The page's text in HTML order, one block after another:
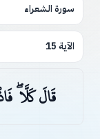
سورة الشعراء
الآية 15
قَالَ كَلَّا